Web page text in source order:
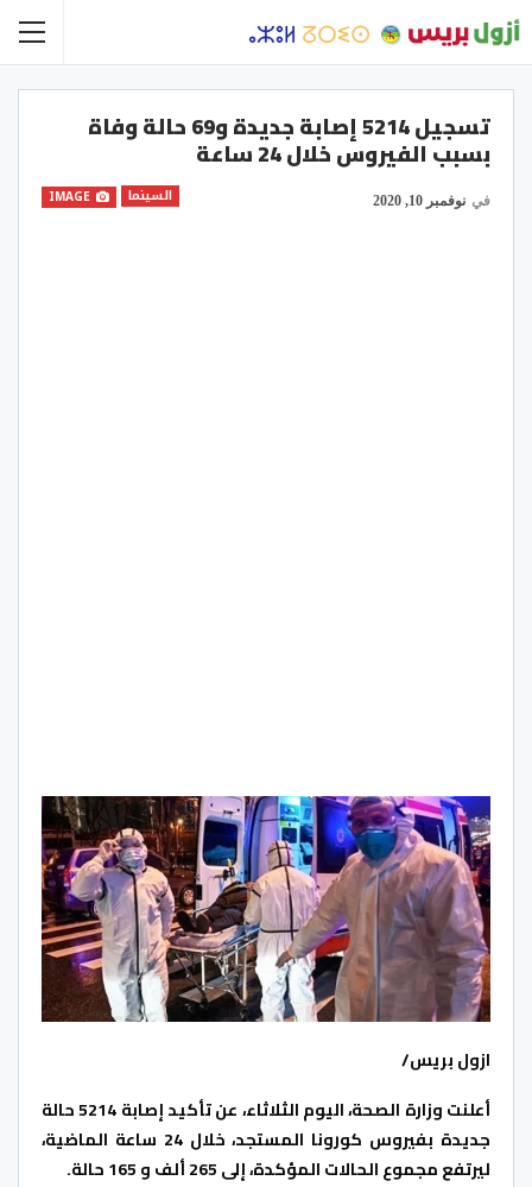
تسجيل 5214 إصابة جديدة و69 حالة وفاة
بسبب الفيروس خلال 24 ساعة
السينما في نوفمبر 10, 2020
ازول بريس/
أعلنت وزارة الصحة، اليوم الثلاثاء، عن تأكيد إصابة 5214 حالة
جديدة بفيروس كورونا المستجد، خلال 24 ساعة الماضية،
ليرتفع مجموع الحالات المؤكدة، إلى 265 ألف و 165 حالة.